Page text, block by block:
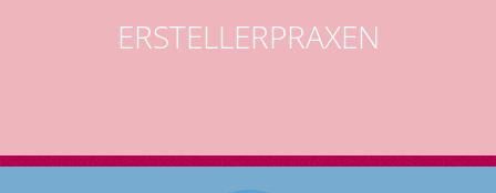
DIE PRAXEN
ERSTELLERPRAXEN